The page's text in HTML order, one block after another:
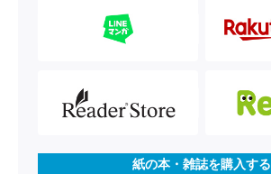
紙の本・雑誌を購入する